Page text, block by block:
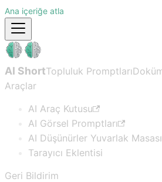
Ana içeriğe atla
AI ShortTopluluk Promptları
Araçlar
AI Araç Kutusu
AI Görsel Promptları
AI Düşünürler Yuvarlak Masası
Tarayıcı Eklentisi
Geri Bildirim